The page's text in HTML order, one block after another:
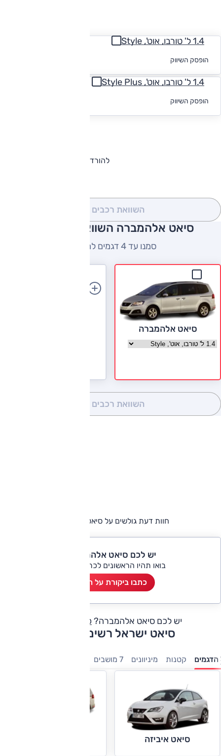
1.4 ל' טורבו, אוט', Style
הופסק השיווק
1.4 ל' טורבו, אוט', Style Plus
הופסק השיווק
להורדת קטלוג סיאט אלהמברה
השוואת רכבים
סיאט אלהמברה השוואה למתחרים
סמנו עד 4 דגמים להשוואה
סיאט אלהמברה
בחר גרסה סיאט אלהמברה
השוואת רכבים
חוות דעת גולשים על סיאט אלהמברה
יש לכם סיאט אלהמברה?
בואו תהיו הראשונים לכתוב ביקורת
כתבו ביקורת על הרכב
יש לכם סיאט אלהמברה? כתבו חוות דעת
סיאט ישראל רשימת דגמים
הדגמים קטנות מיניוונים 7 מושבים
סיאט איביזה